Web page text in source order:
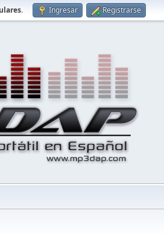
. Ingresar Registrarse